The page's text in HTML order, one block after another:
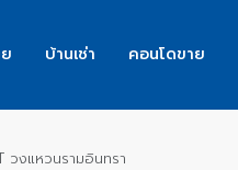
บ้านเช่า คอนโดขาย
งแหวนรามอินทรา